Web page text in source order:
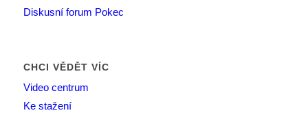
Diskusní forum Pokec
CHCI VĚDĚT VÍC
Video centrum
Ke stažení